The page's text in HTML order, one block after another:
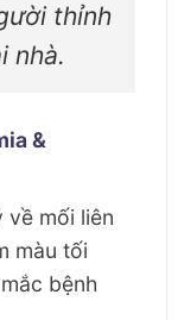
thỉnh
nhà.
&
về mối liên
màu tối
bệnh